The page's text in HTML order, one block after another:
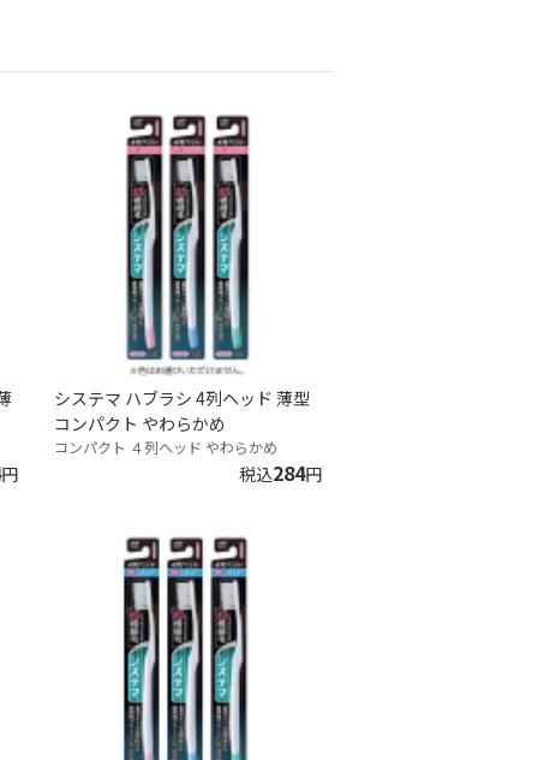
円
システマ ハブラシ 4列ヘッド 薄型
コンパクト やわらかめ
コンパクト ４列ヘッド やわらかめ
税込284円